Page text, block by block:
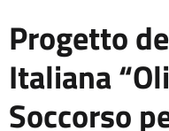
Progetto
Italiana
Soccorso